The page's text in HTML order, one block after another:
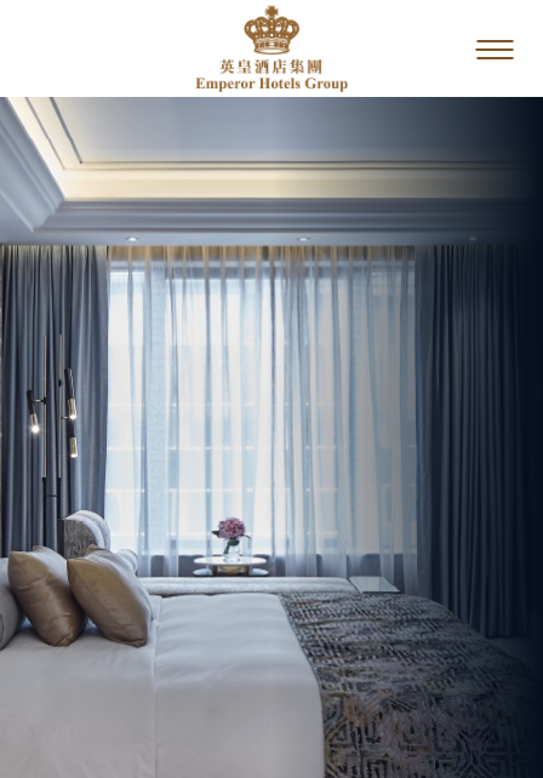
我們的品牌
キャンペーン＆イ
ベント
ダイニング
ギャラリー
お問い合わせ